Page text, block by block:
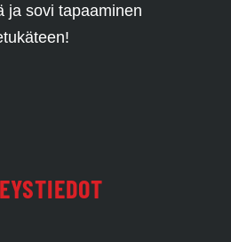
ja sovi tapaaminen